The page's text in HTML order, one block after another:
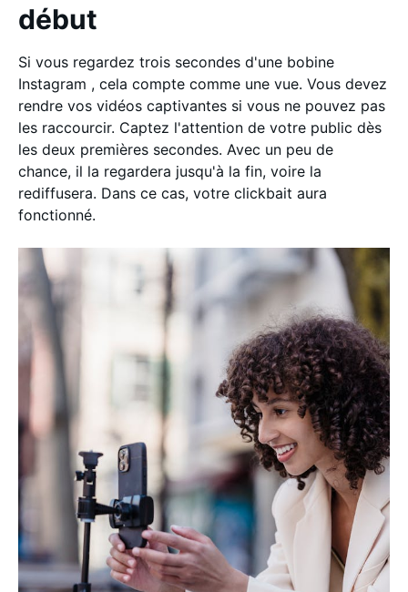
début
Si vous regardez trois secondes d'une bobine
Instagram , cela compte comme une vue. Vous devez
rendre vos vidéos captivantes si vous ne pouvez pas
les raccourcir. Captez l'attention de votre public dès
les deux premières secondes. Avec un peu de
chance, il la regardera jusqu'à la fin, voire la
rediffusera. Dans ce cas, votre clickbait aura
fonctionné.